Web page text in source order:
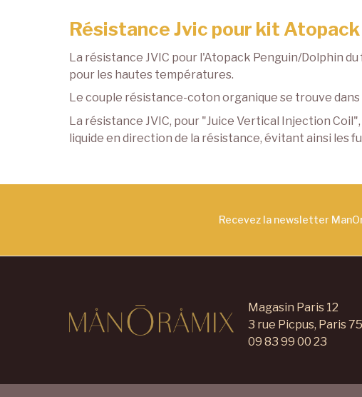
Résistance Jvic pour kit
La résistance JVIC pour l'Atopack Penguin/Dolphin
pour les hautes températures.
Le couple résistance-coton organique se trouve
La résistance JVIC, pour "Juice Vertical Injection
liquide en direction de la résistance, évitant ainsi les
Recevez la newsletter
Magasin Paris 12
3 rue Picpus, Paris
09 83 99 00 23